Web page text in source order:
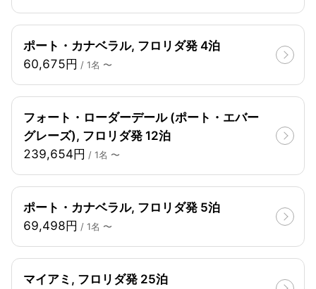
ポート・カナベラル, フロリダ発 4泊
60,675円 / 1名 〜
フォート・ローダーデール (ポート・エバー
グレーズ), フロリダ発 12泊
239,654円 / 1名 〜
ポート・カナベラル, フロリダ発 5泊
69,498円 / 1名 〜
マイアミ, フロリダ発 25泊